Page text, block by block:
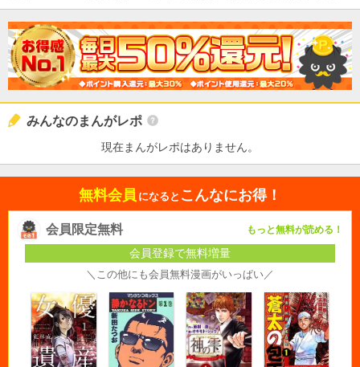
みんなのまんがレポ
現在まんがレポはありません。
無料会員 になると こんなにお得！
会員限定無料 もっと無料が読める！
会員登録で無料増量
＼この他にも会員無料漫画がいっぱい／